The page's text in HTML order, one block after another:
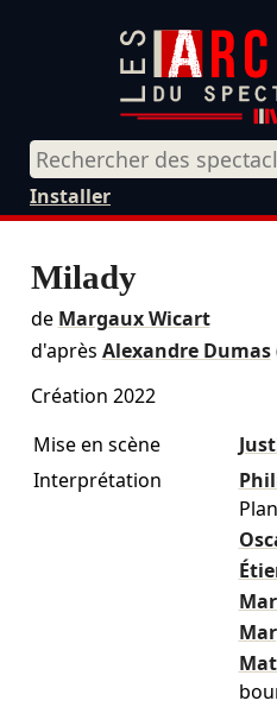
Installer
Milady
de Margaux Wicart
d'après Alexandre Dumas
Création 2022
Mise en scène
Interprétation